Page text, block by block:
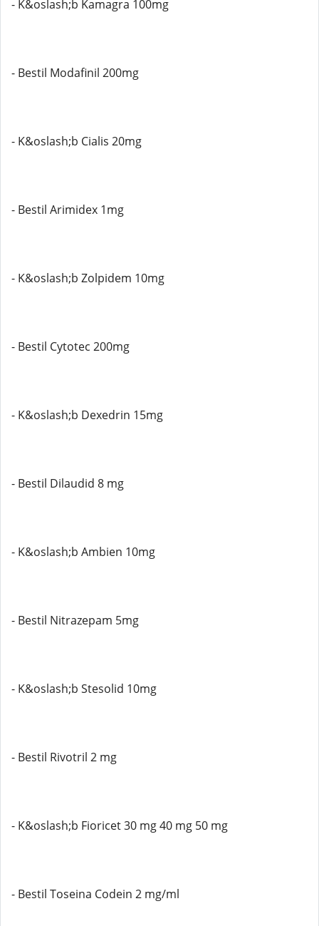
- K&oslash;b Kamagra 100mg
- Bestil Modafinil 200mg
- K&oslash;b Cialis 20mg
- Bestil Arimidex 1mg
- K&oslash;b Zolpidem 10mg
- Bestil Cytotec 200mg
- K&oslash;b Dexedrin 15mg
- Bestil Dilaudid 8 mg
- K&oslash;b Ambien 10mg
- Bestil Nitrazepam 5mg
- K&oslash;b Stesolid 10mg
- Bestil Rivotril 2 mg
- K&oslash;b Fioricet 30 mg 40 mg 50 mg
- Bestil Toseina Codein 2 mg/ml